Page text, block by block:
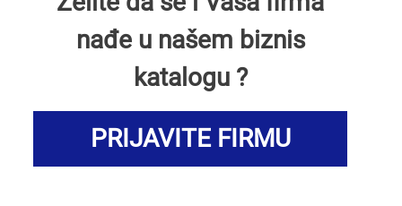
nađe u našem biznis
katalogu ?
PRIJAVITE FIRMU